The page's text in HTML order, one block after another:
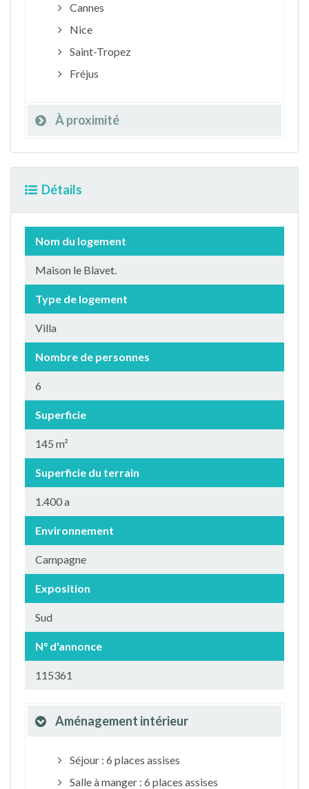
Cannes
Nice
Saint-Tropez
Fréjus
À proximité
Détails
Nom du logement
Maison le Blavet.
Type de logement
Villa
Nombre de personnes
6
Superficie
145 m²
Superficie du terrain
1.400 a
Environnement
Campagne
Exposition
Sud
N° d'annonce
115361
Aménagement intérieur
Séjour : 6 places assises
Salle à manger : 6 places assises